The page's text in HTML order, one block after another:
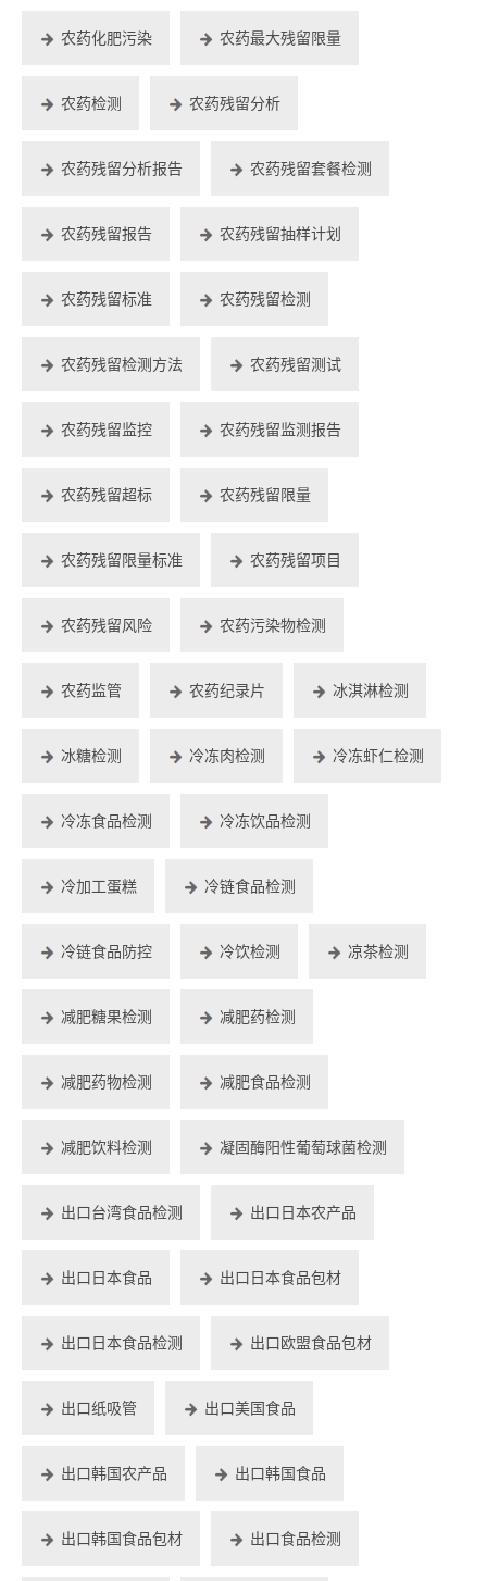
农药化肥污染 农药最大残留限量
农药检测 农药残留分析
农药残留分析报告 农药残留套餐检测
农药残留报告 农药残留抽样计划
农药残留标准 农药残留检测
农药残留检测方法 农药残留测试
农药残留监控 农药残留监测报告
农药残留超标 农药残留限量
农药残留限量标准 农药残留项目
农药残留风险 农药污染物检测
农药监管 农药纪录片 冰淇淋检测
冰糖检测 冷冻肉检测 冷冻虾仁检测
冷冻食品检测 冷冻饮品检测
冷加工蛋糕 冷链食品检测
冷链食品防控 冷饮检测 凉茶检测
减肥糖果检测 减肥药检测
减肥药物检测 减肥食品检测
减肥饮料检测 凝固酶阳性葡萄球菌检测
出口台湾食品检测 出口日本农产品
出口日本食品 出口日本食品包材
出口日本食品检测 出口欧盟食品包材
出口纸吸管 出口美国食品
出口韩国农产品 出口韩国食品
出口韩国食品包材 出口食品检测